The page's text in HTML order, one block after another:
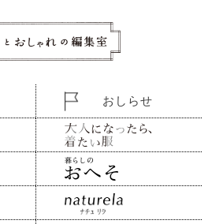
おしらせ